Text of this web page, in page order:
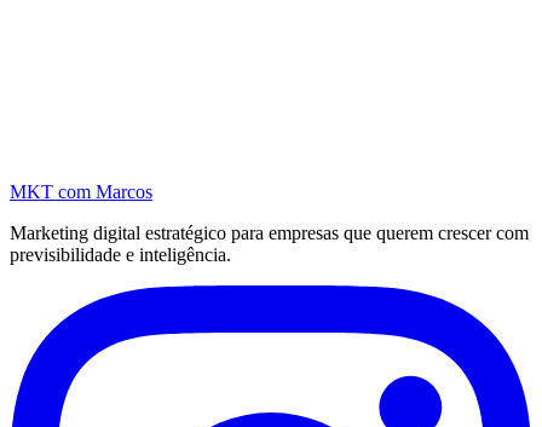
MKT com Marcos
Marketing digital estratégico para empresas que querem crescer com
previsibilidade e inteligência.